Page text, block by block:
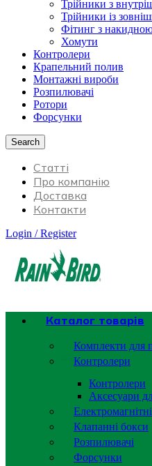
Трійники з
Трійники із
Фітинг з
Хомути
Контролери
Крапельний полив
Монтажні вироби
Розпилювачі
Ротори
Форсунки
Search
Статті
Про компанію
Доставка
Контакти
Login / Register
Каталог товарів
Комплекти для
Контролери
Контролери
Аксесуари
Клапанні бокси
Розпилювачі
Форсунки